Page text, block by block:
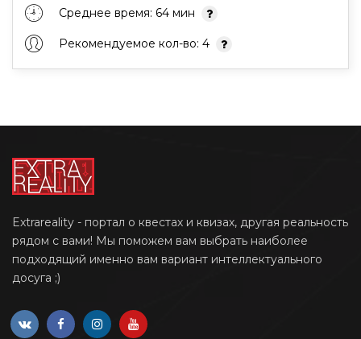
Среднее время: 64 мин
Рекомендуемое кол-во: 4
Extrareality - портал о квестах и квизах, другая реальность
рядом с вами! Мы поможем вам выбрать наиболее
подходящий именно вам вариант интеллектуального
досуга ;)